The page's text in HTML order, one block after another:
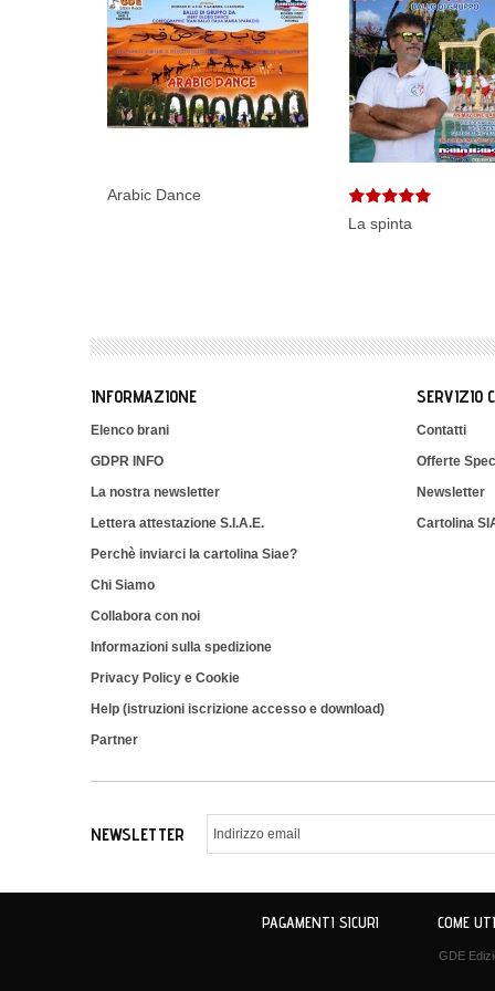
Arabic Dance
La spinta
INFORMAZIONE
Elenco brani
GDPR INFO
La nostra newsletter
Lettera attestazione S.I.A.E.
Perchè inviarci la cartolina Siae?
Chi Siamo
Collabora con noi
Informazioni sulla spedizione
Privacy Policy e Cookie
Help (istruzioni iscrizione accesso e download)
Partner
SERVIZIO
Contatti
Offerte
Newsletter
Cartolina
NEWSLETTER
PAGAMENTI SICURI COME
GDE